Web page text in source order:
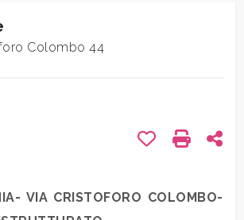
Colombo 44
Preferiti: Cod.
VIA CRISTOFORO COLOMBO-